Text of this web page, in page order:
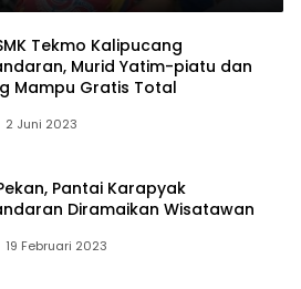
Tekmo Kalipucang
Murid Yatim-piatu dan
Mampu Gratis Total
2 Juni 2023
Pantai Karapyak
Diramaikan Wisatawan
19 Februari 2023